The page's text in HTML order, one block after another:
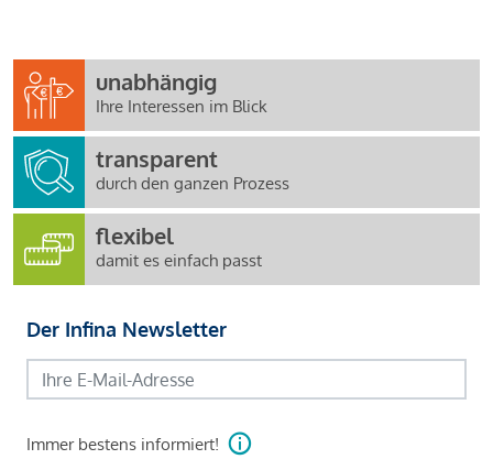
unabhängig
Ihre Interessen im Blick
transparent
durch den ganzen Prozess
flexibel
damit es einfach passt
Der Infina Newsletter
Immer bestens informiert!